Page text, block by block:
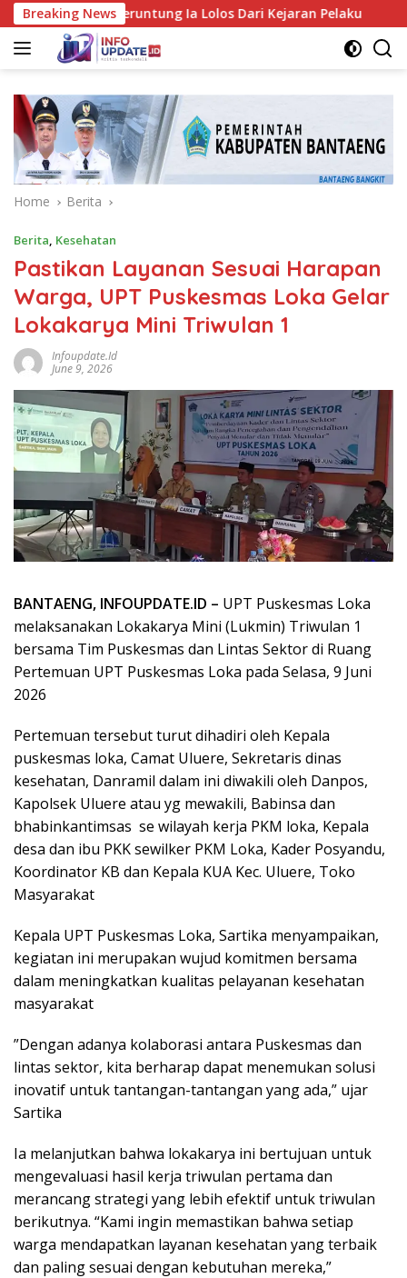
Skip
to
content
Breaking News
Beruntung Ia Lolos Dari Kejaran Pelaku Pemkab
Home Berita
Berita, Kesehatan
Pastikan Layanan Sesuai Harapan
Warga, UPT Puskesmas Loka Gelar
Lokakarya Mini Triwulan 1
Infoupdate.id
June 9, 2026
BANTAENG, INFOUPDATE.ID – UPT Puskesmas Loka
melaksanakan Lokakarya Mini (Lukmin) Triwulan 1
bersama Tim Puskesmas dan Lintas Sektor di Ruang
Pertemuan UPT Puskesmas Loka pada Selasa, 9 Juni
2026
Pertemuan tersebut turut dihadiri oleh Kepala
puskesmas loka, Camat Uluere, Sekretaris dinas
kesehatan, Danramil dalam ini diwakili oleh Danpos,
Kapolsek Uluere atau yg mewakili, Babinsa dan
bhabinkantimsas se wilayah kerja PKM loka, Kepala
desa dan ibu PKK sewilker PKM Loka, Kader Posyandu,
Koordinator KB dan Kepala KUA Kec. Uluere, Toko
Masyarakat
Kepala UPT Puskesmas Loka, Sartika menyampaikan,
kegiatan ini merupakan wujud komitmen bersama
dalam meningkatkan kualitas pelayanan kesehatan
masyarakat
”Dengan adanya kolaborasi antara Puskesmas dan
lintas sektor, kita berharap dapat menemukan solusi
inovatif untuk tantangan-tantangan yang ada,” ujar
Sartika
Ia melanjutkan bahwa lokakarya ini bertujuan untuk
mengevaluasi hasil kerja triwulan pertama dan
merancang strategi yang lebih efektif untuk triwulan
berikutnya. “Kami ingin memastikan bahwa setiap
warga mendapatkan layanan kesehatan yang terbaik
dan paling sesuai dengan kebutuhan mereka,”